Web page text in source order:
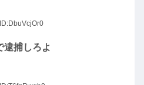
ID:DbuVcjOr0
逮捕しろよ